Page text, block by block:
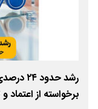
رشد
برخواسته از اعتماد